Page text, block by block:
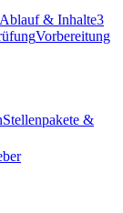
Ablauf & Inhalte3
Vorbereitung
Stellenpakete &